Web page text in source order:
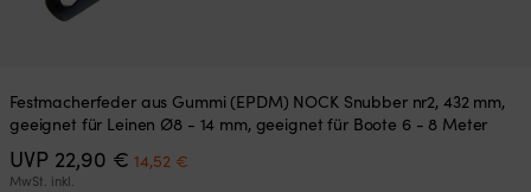
Festmacherfeder aus Gummi (EPDM) NOCK Snubber nr2, 432 mm,
geeignet für Leinen Ø8 - 14 mm, geeignet für Boote 6 - 8 Meter
UVP 22,90 € Ursprünglicher
14,52 €
MwSt. inkl.